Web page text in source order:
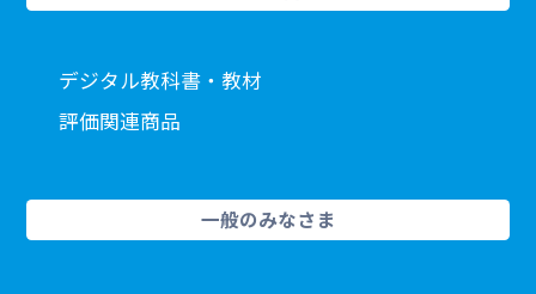
デジタル教科書・教材
評価関連商品
一般のみなさま